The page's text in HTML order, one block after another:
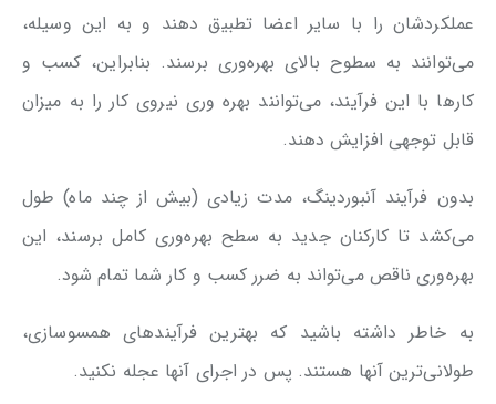
عملکردشان را با سایر اعضا تطبیق دهند و به این وسیله،
می‌توانند به سطوح بالای بهره‌وری برسند. بنابراین، کسب و
کارها با این فرآیند، می‌توانند بهره وری نیروی کار را به میزان
قابل توجهی افزایش دهند.
بدون فرآیند آنبوردینگ، مدت زیادی (بیش از چند ماه) طول
می‌کشد تا کارکنان جدید به سطح بهره‌وری کامل برسند، این
بهره‌وری ناقص می‌تواند به ضرر کسب و کار شما تمام شود.
به خاطر داشته باشید که بهترین فرآیندهای همسوسازی،
طولانی‌ترین آنها هستند. پس در اجرای آنها عجله نکنید.